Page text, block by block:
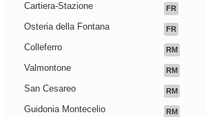
Cartiera-Stazione FR
Osteria della Fontana FR
Colleferro RM
Valmontone RM
San Cesareo RM
Guidonia Montecelio RM